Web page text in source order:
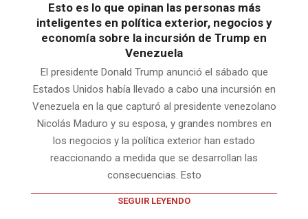
Esto es lo que opinan las personas más
inteligentes en política exterior, negocios y
economía sobre la incursión de Trump en
Venezuela
El presidente Donald Trump anunció el sábado que
Estados Unidos había llevado a cabo una incursión en
Venezuela en la que capturó al presidente venezolano
Nicolás Maduro y su esposa, y grandes nombres en
los negocios y la política exterior han estado
reaccionando a medida que se desarrollan las
consecuencias. Esto
SEGUIR LEYENDO